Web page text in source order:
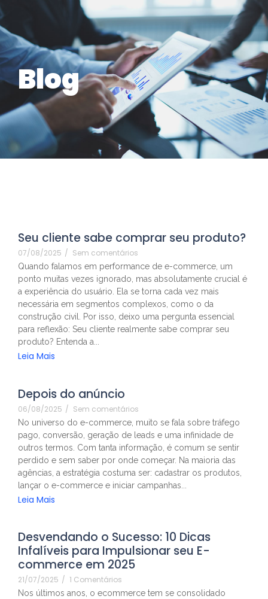
Blog
Seu cliente sabe comprar seu produto?
07/08/2025 / Sem comentários
Quando falamos em performance de e-commerce, um
ponto muitas vezes ignorado, mas absolutamente crucial é
a experiência do usuário. Ela se torna cada vez mais
necessária em segmentos complexos, como o da
construção civil. Por isso, deixo uma pergunta essencial
para reflexão: Seu cliente realmente sabe comprar seu
produto? Entenda a...
Leia Mais
Depois do anúncio
06/08/2025 / Sem comentários
No universo do e-commerce, muito se fala sobre tráfego
pago, conversão, geração de leads e uma infinidade de
outros termos. Com tanta informação, é comum se sentir
perdido e sem saber por onde começar. Na maioria das
agências, a estratégia costuma ser: cadastrar os produtos,
lançar o e-commerce e iniciar campanhas...
Leia Mais
Desvendando o Sucesso: 10 Dicas
Infalíveis para Impulsionar seu E-
commerce em 2025
21/07/2025 / 1 Comentários
Nos últimos anos, o ecommerce tem se consolidado